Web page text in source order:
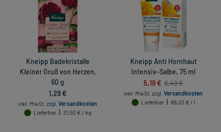
Kneipp Badekristalle
Kleiner Gruß von Herzen,
60 g
1,29 €
inkl. MwSt. zzgl. Versandkosten
Lieferbar
21,50 € / kg
Kneipp Anti Hornhaut
Intensiv-Salbe, 75 ml
5,19 € 6,49 €
inkl. MwSt. zzgl. Versandkosten
Lieferbar
69,20 € / l